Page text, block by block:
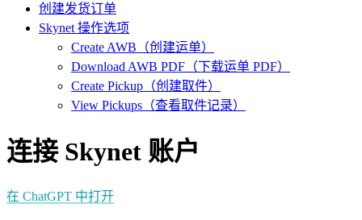
创建发货订单
Skynet 操作选项
Create AWB（创建运单）
Download AWB PDF（下载运单 PDF）
Create Pickup（创建取件）
View Pickups（查看取件记录）
连接 Skynet 账户
在 ChatGPT 中打开